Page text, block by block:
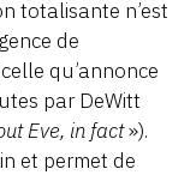
totalisante n’est
de
qu’annonce
par DeWitt
Eve, in fact»).
et permet de